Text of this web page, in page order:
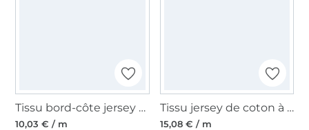
Tissu bord-côte jersey tubulaire à rayures (petites) Amour, jaune moutarde – marron
10,03 € / m
Tissu jersey de coton à petites rayures small stripes, limette
15,08 € / m